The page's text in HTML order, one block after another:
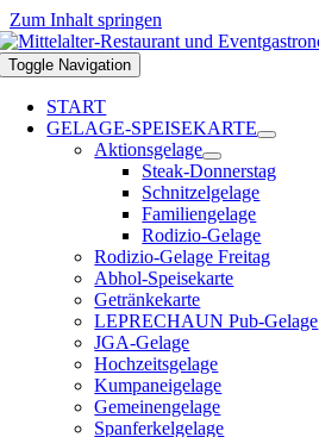
Zum Inhalt springen
Toggle Navigation
START
GELAGE-SPEISEKARTE
Aktionsgelage
Steak-Donnerstag
Schnitzelgelage
Familiengelage
Rodizio-Gelage
Rodizio-Gelage Freitag
Abhol-Speisekarte
Getränkekarte
LEPRECHAUN Pub-Gelage
JGA-Gelage
Hochzeitsgelage
Kumpaneigelage
Gemeinengelage
Spanferkelgelage